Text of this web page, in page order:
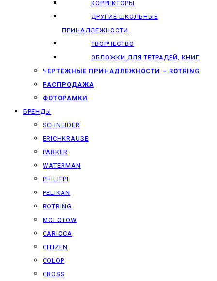
КОРРЕКТОРЫ
ДРУГИЕ ШКОЛЬНЫЕ
ПРИНАДЛЕЖНОСТИ
ТВОРЧЕСТВО
ОБЛОЖКИ ДЛЯ ТЕТРАДЕЙ, КНИГ
ЧЕРТЕЖНЫЕ ПРИНАДЛЕЖНОСТИ – ROTRING
РАСПРОДАЖА
ФОТОРАМКИ
БРЕНДЫ
SCHNEIDER
ERICHKRAUSE
PARKER
WATERMAN
PHILIPPI
PELIKAN
ROTRING
MOLOTOW
CARIOCA
CITIZEN
COLOP
CROSS